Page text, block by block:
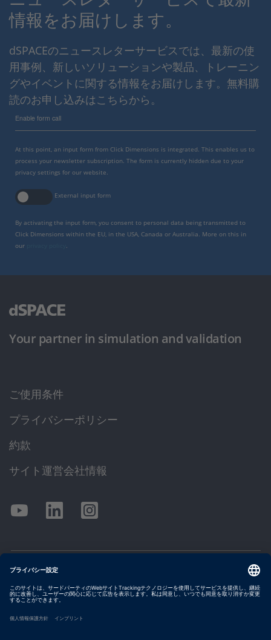
情報をお届けします。
dSPACEのニュースレターサービスでは、最新の使
用事例、新しいソリューションや製品、トレーニン
グやイベントに関する情報をお届けします。無料購
読のお申し込みはこちらから。
Enable form call
At this point, an input form from Click Dimensions is integrated. This enables us to
process your newsletter subscription. The form is currently hidden due to your
privacy settings for our website.
External input form
By activating the input form, you consent to personal data being transmitted to
Click Dimensions within the EU, in the USA, Canada or Australia. More on this in
our
Your partner in simulation and validation
ご使用条件
プライバシーポリシー
約款
サイト運営会社情報
© dSPACE